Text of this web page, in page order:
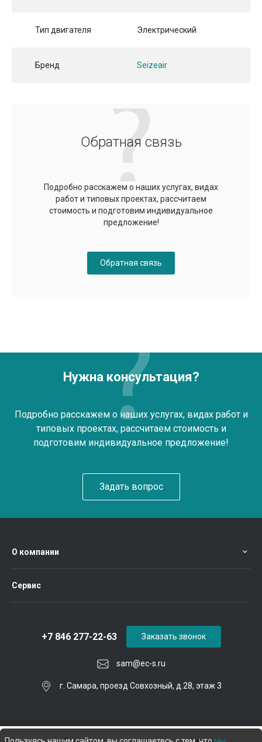
Тип двигателя Электрический
Бренд Seizeair
Обратная связь
Подробно расскажем о наших услугах, видах
работ и типовых проектах, рассчитаем
стоимость и подготовим индивидуальное
предложение!
Обратная связь
Нужна консультация?
Подробно расскажем о наших услугах, видах работ и
типовых проектах, рассчитаем стоимость и
подготовим индивидуальное предложение!
Задать вопрос
О компании
Сервис
sam@ec-s.ru
+7 846 277-22-63
г. Самара, проезд Совхозный, д.28, этаж 3
Заказать звонок